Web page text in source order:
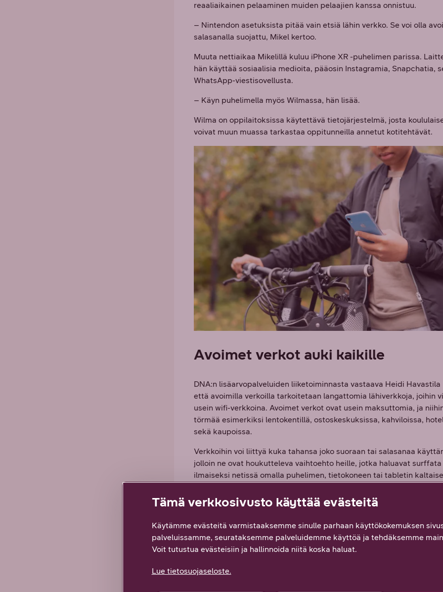
reaaliaikainen pelaaminen muiden pelaajien kanssa onnistuu.
– Nintendon asetuksista pitää vain etsiä lähin verkko. Se voi olla
salasanalla suojattu, Mikel kertoo.
Muuta nettiaikaa Mikelillä kuluu iPhone XR -puhelimen parissa.
hän käyttää sosiaalisia medioita, pääosin Instagramia, Snapchatia,
WhatsApp-viestisovellusta.
– Käyn puhelimella myös Wilmassa, hän lisää.
Wilma on oppilaitoksissa käytettävä tietojärjestelmä, josta
voivat muun muassa tarkastaa oppitunneilla annetut kotitehtävät.
Avoimet verkot auki kaikille
DNA:n lisäarvopalveluiden liiketoiminnasta vastaava Heidi Havastila
että avoimilla verkoilla tarkoitetaan langattomia lähiverkkoja, joihin
usein wifi-verkkoina. Avoimet verkot ovat usein maksuttomia, ja
törmää esimerkiksi lentokentillä, ostoskeskuksissa, kahviloissa,
sekä kaupoissa.
Verkkoihin voi liittyä kuka tahansa joko suoraan tai salasanaa
jolloin ne ovat houkutteleva vaihtoehto heille, jotka haluavat surffata
ilmaiseksi netissä omalla puhelimen, tietokoneen tai tabletin
– Avoimiin verkkoihin yhdistetään usein myös ulkomailla tai silloin,
sanoo.
Avoimessa verkossa piilee kuitenkin riskinsä, sillä nimensä mukaan,
Tämä verkkosivusto käyttää evästeitä
Käytämme evästeitä varmistaaksemme sinulle parhaan käyttökokemuksen
palveluissamme, seurataksemme palveluidemme käyttöä ja tehdäksemme
Voit tutustua evästeisiin ja hallinnoida niitä koska haluat.
Lue tietosuojaseloste.